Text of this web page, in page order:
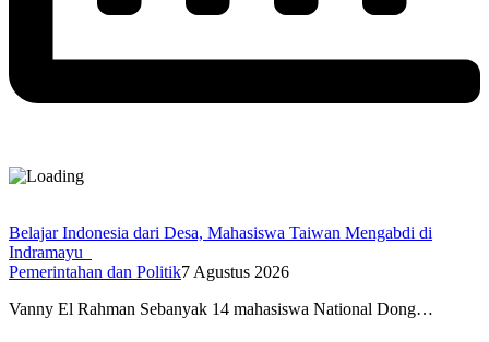
Belajar Indonesia dari Desa, Mahasiswa Taiwan Mengabdi di
Indramayu
Pemerintahan dan Politik7 Agustus 2026
Vanny El Rahman Sebanyak 14 mahasiswa National Dong…